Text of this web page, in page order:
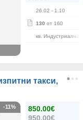
26.02 - 1.10
130 от 160
кв. Индустриална
такси,
850.00€
950.00€
-11%